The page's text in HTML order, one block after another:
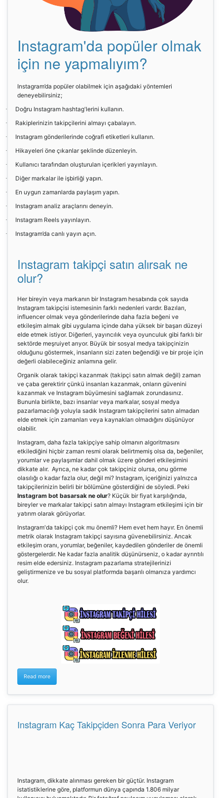
Instagram'da popüler olmak
için ne yapmalıyım?
Instagram’da popüler olabilmek için aşağıdaki yöntemleri
deneyebilirsiniz;
· Doğru Instagram hashtag'lerini kullanın.
· Rakiplerinizin takipçilerini almayı çabalayın.
· Instagram gönderilerinde coğrafi etiketleri kullanın.
· Hikayeleri öne çıkanlar şeklinde düzenleyin.
· Kullanıcı tarafından oluşturulan içerikleri yayınlayın.
· Diğer markalar ile işbirliği yapın.
· En uygun zamanlarda paylaşım yapın.
· Instagram analiz araçlarını deneyin.
· Instagram Reels yayınlayın.
· Instagram’da canlı yayın açın.
Instagram takipçi satın alırsak ne
olur?
Her bireyin veya markanın bir Instagram hesabında çok sayıda
Instagram takipçisi istemesinin farklı nedenleri vardır. Bazıları,
influencer olmak veya gönderilerinde daha fazla beğeni ve
etkileşim almak gibi uygulama içinde daha yüksek bir başarı düzeyi
elde etmek istiyor. Diğerleri, yayıncılık veya oyunculuk gibi farklı bir
sektörde meşruiyet arıyor. Büyük bir sosyal medya takipçinizin
olduğunu göstermek, insanların sizi zaten beğendiği ve bir proje için
değerli olabileceğiniz anlamına gelir.
Organik olarak takipçi kazanmak (takipçi satın almak değil) zaman
ve çaba gerektirir çünkü insanları kazanmak, onların güvenini
kazanmak ve Instagram büyümesini sağlamak zorundasınız.
Bununla birlikte, bazı insanlar veya markalar, sosyal medya
pazarlamacılığı yoluyla sadık Instagram takipçilerini satın almadan
elde etmek için zamanları veya kaynakları olmadığını düşünüyor
olabilir.
Instagram, daha fazla takipçiye sahip olmanın algoritmasını
etkilediğini hiçbir zaman resmi olarak belirtmemiş olsa da, beğeniler,
yorumlar ve paylaşımlar dahil olmak üzere gönderi etkileşimini
dikkate alır. Ayrıca, ne kadar çok takipçiniz olursa, onu görme
olasılığı o kadar fazla olur, değil mi? Instagram, içeriğinizi yalnızca
takipçilerinizin belirli bir bölümüne gösterdiğini de söyledi. Peki
Instagram bot basarsak ne olur? Küçük bir fiyat karşılığında,
bireyler ve markalar takipçi satın almayı Instagram etkileşimi için bir
yatırım olarak görüyorlar.
Instagram'da takipçi çok mu önemli? Hem evet hem hayır. En önemli
metrik olarak Instagram takipçi sayısına güvenebilirsiniz. Ancak
etkileşim oranı, yorumlar, beğeniler, kaydedilen gönderiler de önemli
göstergelerdir. Ne kadar fazla analitik düşünürseniz, o kadar ayrıntılı
resim elde edersiniz. Instagram pazarlama stratejilerinizi
geliştirmenize ve bu sosyal platformda başarılı olmanıza yardımcı
olur.
Read more
Instagram Kaç Takipçiden Sonra Para Veriyor
Instagram, dikkate alınması gereken bir güçtür. Instagram
istatistiklerine göre, platformun dünya çapında 1.806 milyar